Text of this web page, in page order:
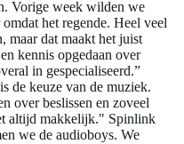
Vorige week wilden we
het regende. Heel veel
maar dat maakt het juist
kennis opgedaan over
in gespecialiseerd.”
de keuze van de muziek.
over beslissen en zoveel
altijd makkelijk." Spinlink
we de audioboys. We